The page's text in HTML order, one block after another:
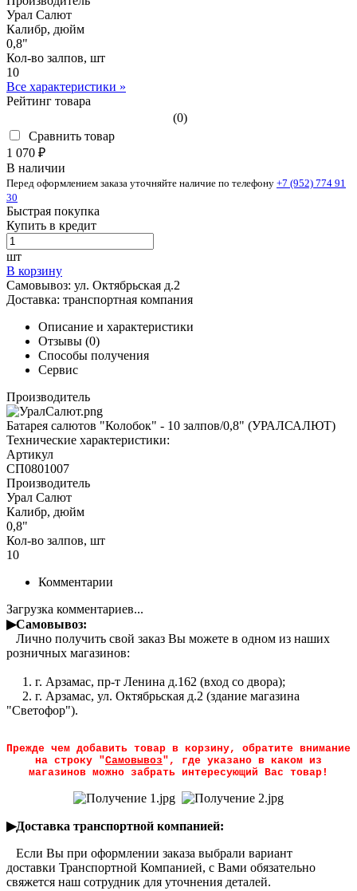
Урал Салют
Калибр, дюйм
0,8"
Кол-во залпов, шт
10
Все характеристики »
Рейтинг товара
(0)
Сравнить товар
1 070 ₽
В наличии
Перед оформлением заказа уточняйте наличие по телефону +7 (952) 774 91
30
Быстрая покупка
Купить в кредит
шт
В корзину
Самовывоз: ул. Октябрьская д.2
Доставка: транспортная компания
Описание и характеристики
Отзывы (0)
Способы получения
Сервис
Производитель
Батарея салютов "Колобок" - 10 залпов/0,8" (УРАЛСАЛЮТ)
Технические характеристики:
Артикул
СП0801007
Производитель
Урал Салют
Калибр, дюйм
0,8"
Кол-во залпов, шт
10
Комментарии
Загрузка комментариев...
▶Самовывоз:
Лично получить свой заказ Вы можете в одном из наших
розничных магазинов:
1. г. Арзамас, пр-т Ленина д.162 (вход со двора);
2. г. Арзамас, ул. Октябрьская д.2 (здание магазина
"Светофор").
Прежде чем добавить товар в корзину, обратите внимание
на строку "Самовывоз", где указано в каком из
магазинов можно забрать интересующий Вас товар!
▶Доставка транспортной компанией:
Если Вы при оформлении заказа выбрали вариант
доставки Транспортной Компанией, с Вами обязательно
свяжется наш сотрудник для уточнения деталей.